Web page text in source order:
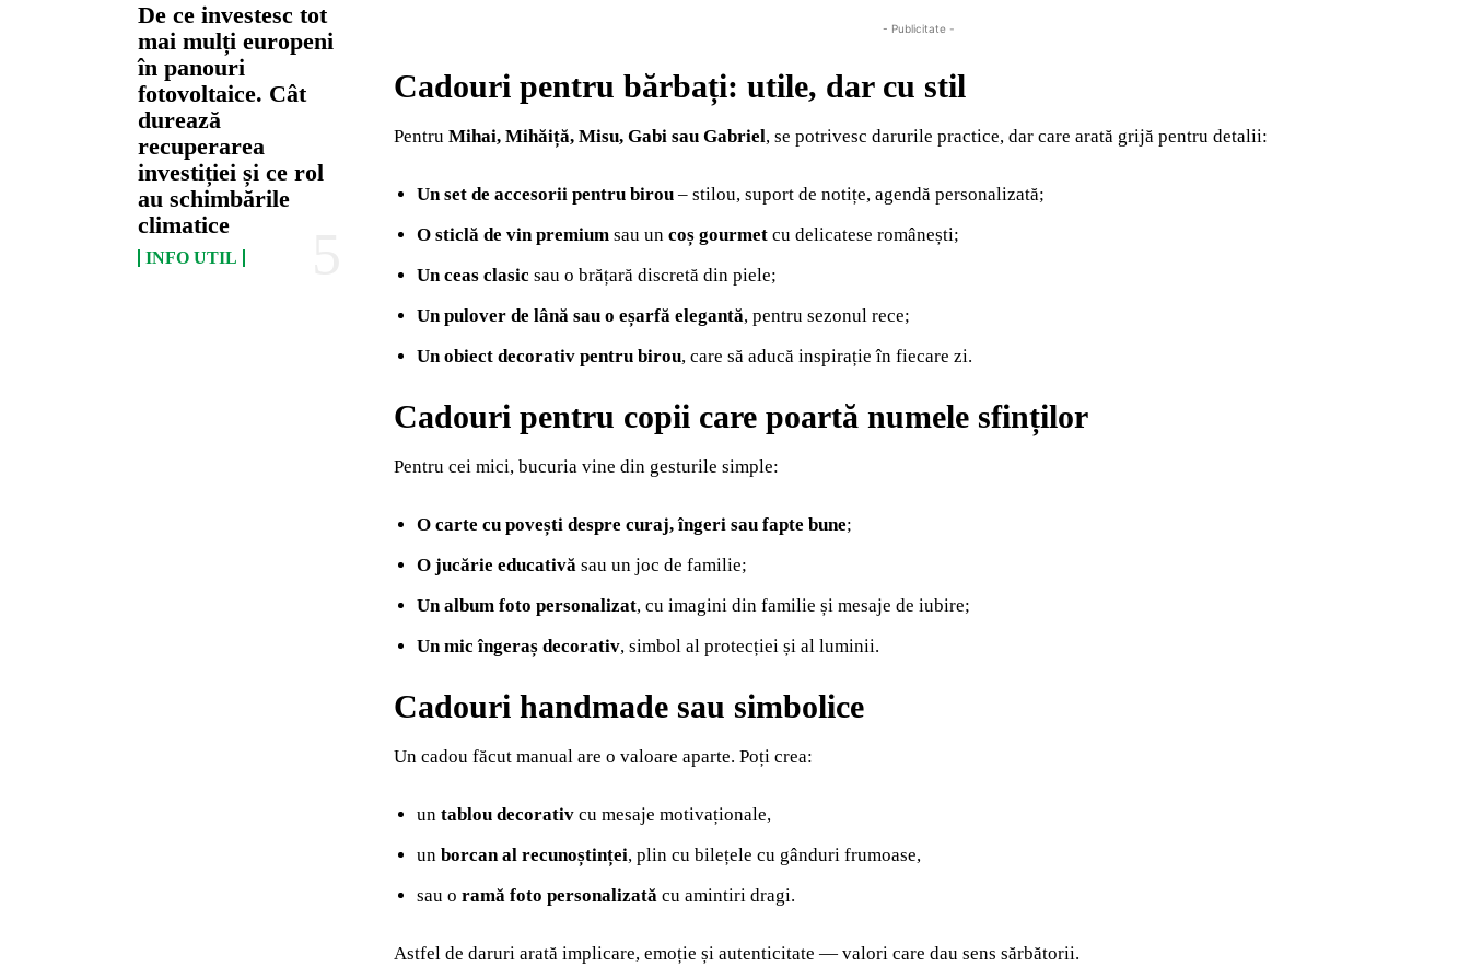
De ce investesc tot
mai mulți europeni
în panouri
fotovoltaice. Cât
durează
recuperarea
investiției și ce rol
au schimbările
climatice
INFO UTIL
- Publicitate -
Cadouri pentru bărbați: utile, dar cu stil
Pentru Mihai, Mihăiță, Misu, Gabi sau Gabriel, se potrivesc darurile practice, dar care arată grijă pentru detalii:
Un set de accesorii pentru birou – stilou, suport de notițe, agendă personalizată;
O sticlă de vin premium sau un coș gourmet cu delicatese românești;
Un ceas clasic sau o brățară discretă din piele;
Un pulover de lână sau o eșarfă elegantă, pentru sezonul rece;
Un obiect decorativ pentru birou, care să aducă inspirație în fiecare zi.
Cadouri pentru copii care poartă numele sfinților
Pentru cei mici, bucuria vine din gesturile simple:
O carte cu povești despre curaj, îngeri sau fapte bune;
O jucărie educativă sau un joc de familie;
Un album foto personalizat, cu imagini din familie și mesaje de iubire;
Un mic îngeraș decorativ, simbol al protecției și al luminii.
Cadouri handmade sau simbolice
Un cadou făcut manual are o valoare aparte. Poți crea:
un tablou decorativ cu mesaje motivaționale,
un borcan al recunoștinței, plin cu bilețele cu gânduri frumoase,
sau o ramă foto personalizată cu amintiri dragi.
Astfel de daruri arată implicare, emoție și autenticitate — valori care dau sens sărbătorii.